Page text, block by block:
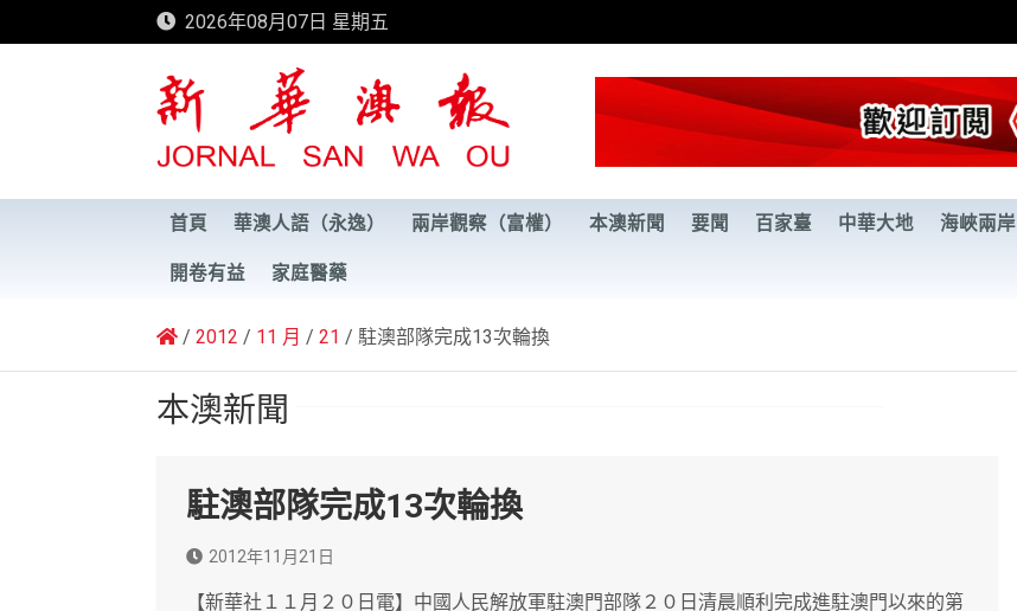
to
2026年08月07日 星期五
新華澳報
首頁 華澳人語（永逸） 兩岸觀察（富權） 本澳新聞 要聞 百家臺 中華大地 海峽兩岸
開卷有益 家庭醫藥
2012 11 月 21 駐澳部隊完成13次輪換
本澳新聞
駐澳部隊完成13次輪換
2012年11月21日
【新華社１１月２０日電】中國人民解放軍駐澳門部隊２０日清晨順利完成進駐澳門以來的第